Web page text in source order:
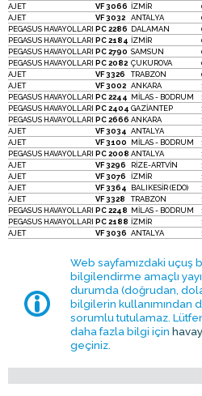
AJET
VF 3066 İZMİR
AJET
VF 3032 ANTALYA
PEGASUS HAVAYOLLARI PC 2286 DALAMAN
PEGASUS HAVAYOLLARI PC 2184 İZMİR
PEGASUS HAVAYOLLARI PC 2790 SAMSUN
PEGASUS HAVAYOLLARI PC 2082 ÇUKUROVA
AJET
VF 3326 TRABZON
AJET
VF 3002 ANKARA
PEGASUS HAVAYOLLARI PC 2244 MİLAS - BODRUM
PEGASUS HAVAYOLLARI PC 2404 GAZİANTEP
PEGASUS HAVAYOLLARI PC 2666 ANKARA
AJET
VF 3034 ANTALYA
AJET
VF 3100 MİLAS - BODRUM
PEGASUS HAVAYOLLARI PC 2008 ANTALYA
AJET
VF 3296 RİZE-ARTVİN
AJET
VF 3076 İZMİR
AJET
VF 3364 BALIKESİR (EDO)
AJET
VF 3328 TRABZON
PEGASUS HAVAYOLLARI PC 2248 MİLAS - BODRUM
PEGASUS HAVAYOLLARI PC 2188 İZMİR
AJET
VF 3036 ANTALYA
Web sayfamızdaki uçuş
bilgilendirme amaçlı
durumda (doğrudan,
bilgilerin kullanımından
sorumlu tutulamaz.
daha fazla bilgi için
geçiniz.